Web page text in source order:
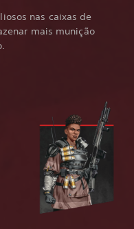
nas caixas de
mais munição